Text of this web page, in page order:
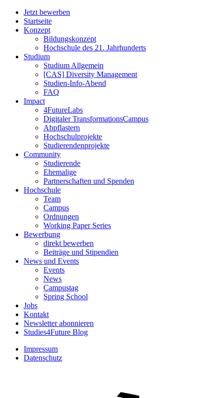
Jetzt bewerben
Startseite
Konzept
Bildungskonzept
Hochschule des 21. Jahrhunderts
Studium
Studium Allgemein
[CAS] Diversity Management
Studien-Info-Abend
FAQ
Impact
4FutureLabs
Digitaler TransformationsCampus
Abpflastern
Hochschulprojekte
Studierendenprojekte
Community
Studierende
Ehemalige
Partnerschaften und Spenden
Hochschule
Team
Campus
Ordnungen
Working Paper Series
Bewerbung
direkt bewerben
Beiträge und Stipendien
News und Events
Events
News
Campustag
Spring School
Jobs
Kontakt
Newsletter abonnieren
Studies4Future Blog
Impressum
Datenschutz